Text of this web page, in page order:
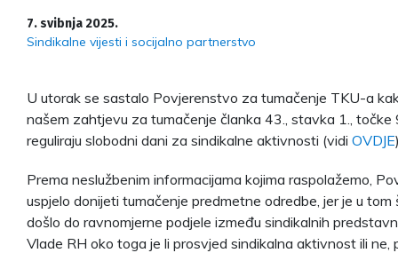
7. svibnja 2025.
Sindikalne vijesti i socijalno partnerstvo
U utorak se sastalo Povjerenstvo za tumačenje TKU-a
našem zahtjevu za tumačenje članka 43., stavka 1., točke
reguliraju slobodni dani za sindikalne aktivnosti (vidi OVDJE
Prema neslužbenim informacijama kojima raspolažemo,
uspjelo donijeti tumačenje predmetne odredbe, jer je u
došlo do ravnomjerne podjele između sindikalnih
Vlade RH oko toga je li prosvjed sindikalna aktivnost ili ne,